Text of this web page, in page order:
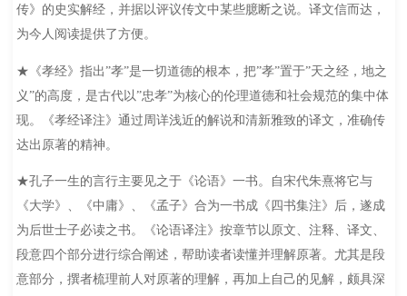
传》的史实解经，并据以评议传文中某些臆断之说。译文信而达，
为今人阅读提供了方便。
★《孝经》指出”孝”是一切道德的根本，把”孝”置于”天之经，地之
义”的高度，是古代以”忠孝”为核心的伦理道德和社会规范的集中体
现。《孝经译注》通过周详浅近的解说和清新雅致的译文，准确传
达出原著的精神。
★孔子一生的言行主要见之于《论语》一书。自宋代朱熹将它与
《大学》、《中庸》、《孟子》合为一书成《四书集注》后，遂成
为后世士子必读之书。《论语译注》按章节以原文、注释、译文、
段意四个部分进行综合阐述，帮助读者读懂并理解原著。尤其是段
意部分，撰者梳理前人对原著的理解，再加上自己的见解，颇具深